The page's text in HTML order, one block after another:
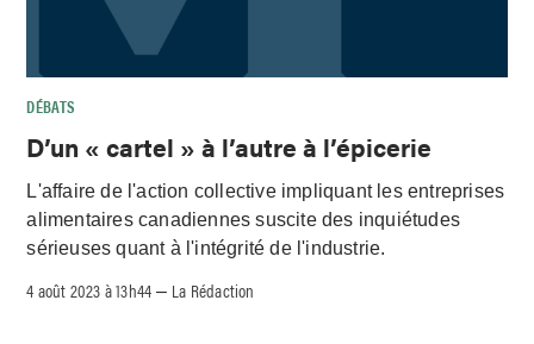
DÉBATS
D’un « cartel » à l’autre à l’épicerie
L'affaire de l'action collective impliquant les entreprises
alimentaires canadiennes suscite des inquiétudes
sérieuses quant à l'intégrité de l'industrie.
4 août 2023 à 13h44 – La Rédaction